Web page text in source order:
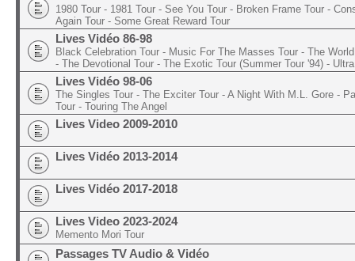
1980 Tour - 1981 Tour - See You Tour - Broken Frame Tour -
Again Tour - Some Great Reward Tour
Lives Vidéo 86-98
Black Celebration Tour - Music For The Masses Tour - The
- The Devotional Tour - The Exotic Tour (Summer Tour '94) -
Lives Vidéo 98-06
The Singles Tour - The Exciter Tour - A Night With M.L. Gore -
Tour - Touring The Angel
Lives Video 2009-2010
Lives Vidéo 2013-2014
Lives Vidéo 2017-2018
Lives Video 2023-2024
Memento Mori Tour
Passages TV Audio & Vidéo